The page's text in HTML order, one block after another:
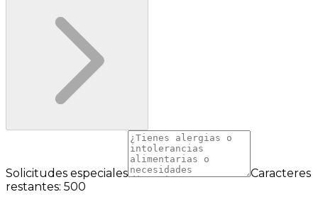
Solicitudes especiales
Caracteres
restantes: 500